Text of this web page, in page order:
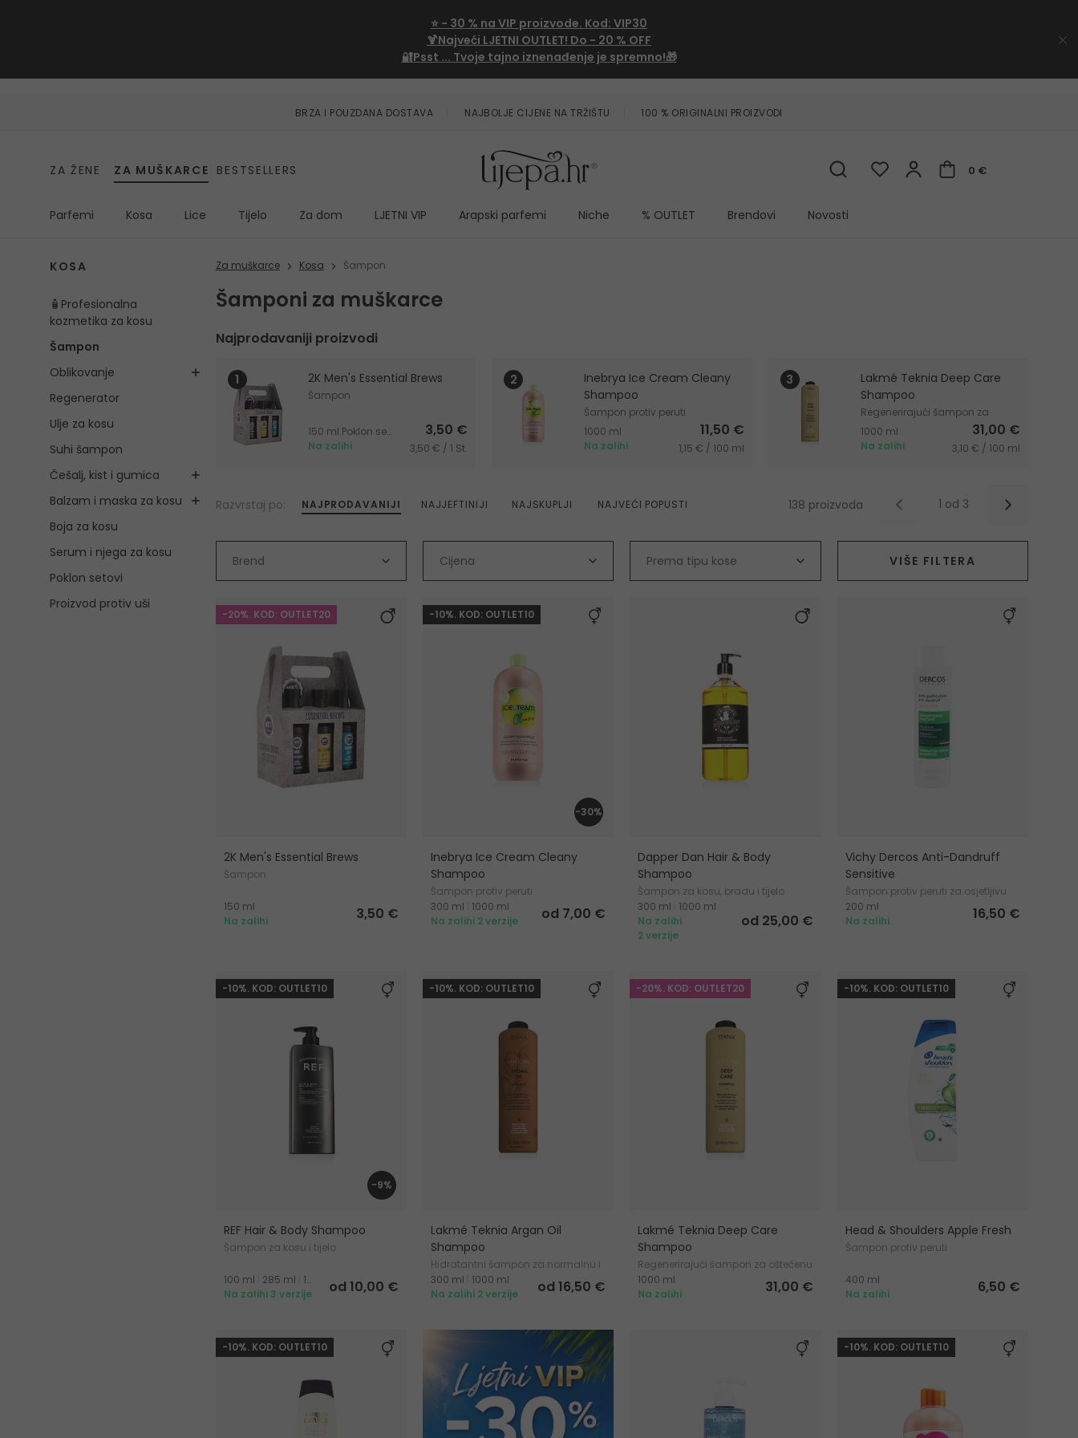
⭐ - 30 % na VIP proizvode. Kod: VIP30
🍹Najveći LJETNI OUTLET! Do - 20 % OFF
🔐Psst ... Tvoje tajno iznenađenje je spremno!🎁
BRZA I POUZDANA DOSTAVA NAJBOLJE CIJENE NA TRŽIŠTU 100 % ORIGINALNI PROIZVODI
ZA ŽENE ZA MUŠKARCE BESTSELLERS 0 €
Parfemi Kosa Lice Tijelo Za dom LJETNI VIP Arapski parfemi Niche % OUTLET Brendovi Novosti
KOSA
🧴Profesionalna
kozmetika za kosu
Šampon
Oblikovanje
Regenerator
Ulje za kosu
Suhi šampon
Češalj, kist i gumica
Balzam i maska za kosu
Boja za kosu
Serum i njega za kosu
Poklon setovi
Proizvod protiv uši
Za muškarce Kosa Šampon
Šamponi za muškarce
Najprodavaniji proizvodi
2K Men's Essential Brews
Šampon
150 ml Poklon setovi
Na zalihi
3,50 €
3,50 € / 1 St.
Inebrya Ice Cream Cleany
Shampoo
Šampon protiv peruti
1000 ml
Na zalihi
11,50 €
1,15 € / 100 ml
Lakmé Teknia Deep Care
Shampoo
Regenerirajući šampon za
oštećenu kosu
1000 ml
Na zalihi
31,00 €
3,10 € / 100 ml
Razvrstaj po: NAJPRODAVANIJI NAJJEFTINIJI NAJSKUPLJI NAJVEĆI POPUSTI 138 proizvoda 1 od 3
Brend Cijena Prema tipu kose BIO proizvodVIŠE FILTERA
-20%. KOD: OUTLET20
2K Men's Essential Brews
Šampon
150 ml
Na zalihi
3,50 €
-10%. KOD: OUTLET10
-30%
Inebrya Ice Cream Cleany
Shampoo
Šampon protiv peruti
300 ml
1000 ml
Na zalihi 2 verzije
od 7,00 €
Dapper Dan Hair & Body
Shampoo
Šampon za kosu, bradu i tijelo
300 ml
1000 ml
Na zalihi
2 verzije
od 25,00 €
Vichy Dercos Anti-Dandruff
Sensitive
Šampon protiv peruti za osjetljivu
kožu
200 ml
Na zalihi
16,50 €
-10%. KOD: OUTLET10
-9%
REF Hair & Body Shampoo
Šampon za kosu i tijelo
100 ml 285 ml
1000 ml
Na zalihi 3 verzije
od 10,00 €
-10%. KOD: OUTLET10
Lakmé Teknia Argan Oil
Shampoo
Hidratantni šampon za normalnu i
suhu kosu
300 ml
1000 ml
Na zalihi 2 verzije
od 16,50 €
-20%. KOD: OUTLET20
Lakmé Teknia Deep Care
Shampoo
Regenerirajući šampon za oštećenu
kosu
1000 ml
Na zalihi
31,00 €
-10%. KOD: OUTLET10
Head & Shoulders Apple Fresh
Šampon protiv peruti
400 ml
Na zalihi
6,50 €
-10%. KOD: OUTLET10 -10%. KOD: OUTLET10